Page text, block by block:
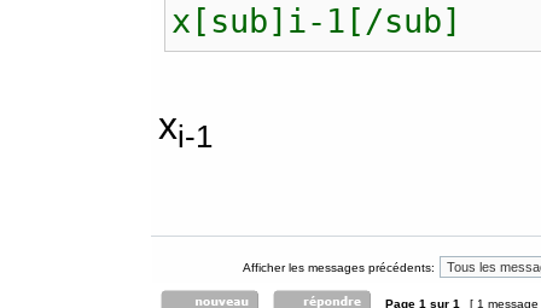
x[sub]i-1[/sub]
xi-1
Afficher les messages précédents:
Page 1 sur 1 [ 1